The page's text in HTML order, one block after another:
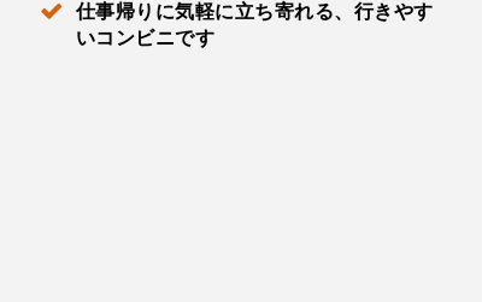
仕事帰りに気軽に立ち寄れる、行きやす
いコンビニです